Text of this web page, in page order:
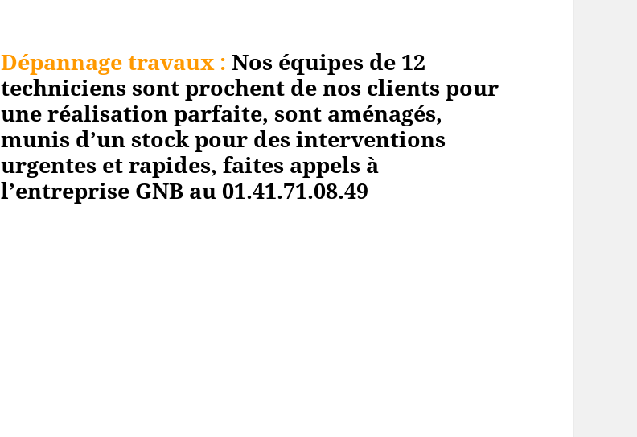
Dépannage travaux : Nos équipes de 12
techniciens sont prochent de nos clients pour
une réalisation parfaite, sont aménagés,
munis d’un stock pour des interventions
urgentes et rapides, faites appels à
l’entreprise GNB au 01.41.71.08.49